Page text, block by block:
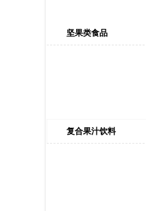
坚果类食品
复合果汁饮料